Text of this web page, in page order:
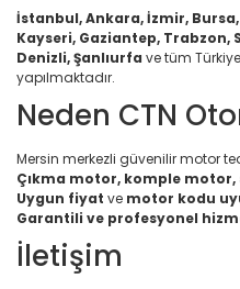
İstanbul, Ankara, İzmir,
Kayseri, Gaziantep, Trabzon,
Denizli, Şanlıurfa ve tüm
yapılmaktadır.
Neden CTN
Mersin merkezli güvenilir motor
Çıkma motor, komple motor,
Uygun fiyat ve motor kodu
Garantili ve profesyonel
İletişim